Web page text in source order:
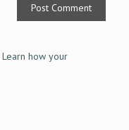
Learn how your